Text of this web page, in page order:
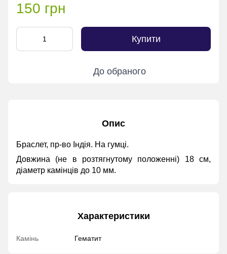
150 грн
Купити
До обраного
Опис
Браслет, пр-во Індія. На гумці.
Довжина (не в розтягнутому положенні) 18 см,
діаметр камінців до 10 мм.
Характеристики
Камінь Гематит